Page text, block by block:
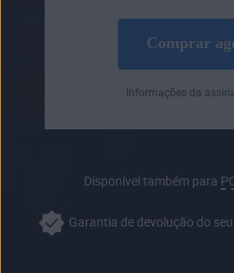
Comprar
Informações da
Disponível também para
Garantia de devolução do